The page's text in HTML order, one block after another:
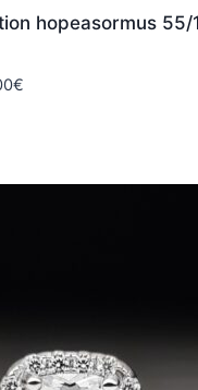
hopeasormus 55/
€Hintaluokka: